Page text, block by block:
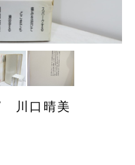
/ 川口晴美